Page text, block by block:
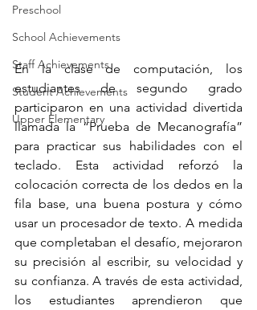
Preschool
School Achievements
Staff Achievements
Student Achievements
Upper Elementary
En la clase de computación, los
estudiantes de segundo grado
participaron en una actividad divertida
llamada la “Prueba de Mecanografía”
para practicar sus habilidades con el
teclado. Esta actividad reforzó la
colocación correcta de los dedos en la
fila base, una buena postura y cómo
usar un procesador de texto. A medida
que completaban el desafío, mejoraron
su precisión al escribir, su velocidad y
su confianza. A través de esta actividad,
los estudiantes aprendieron que